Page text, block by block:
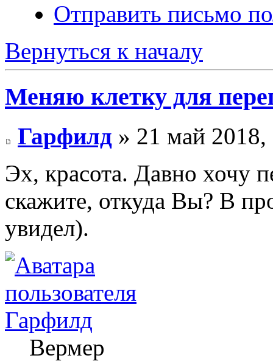
Отправить письмо
Вернуться к началу
Меняю клетку для
Гарфилд » 21 май 2018,
Эх, красота. Давно хочу
скажите, откуда Вы? В
увидел).
Гарфилд
Вермер